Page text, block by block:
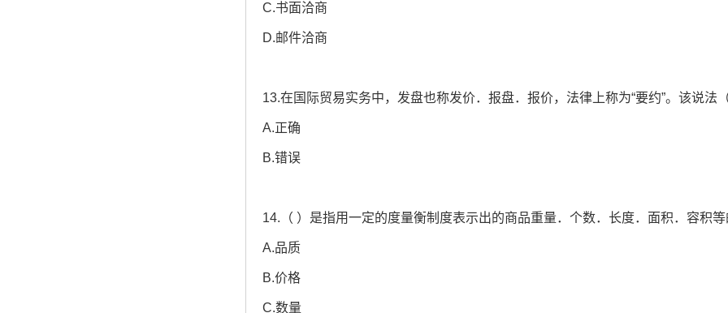
C.书面洽商
D.邮件洽商
13.在国际贸易实务中，发盘也称发价．报盘．报价，法律上称为“要约”。该说法（
A.正确
B.错误
14.（ ）是指用一定的度量衡制度表示出的商品重量．个数．长度．面积．容积等
A.品质
B.价格
C.数量